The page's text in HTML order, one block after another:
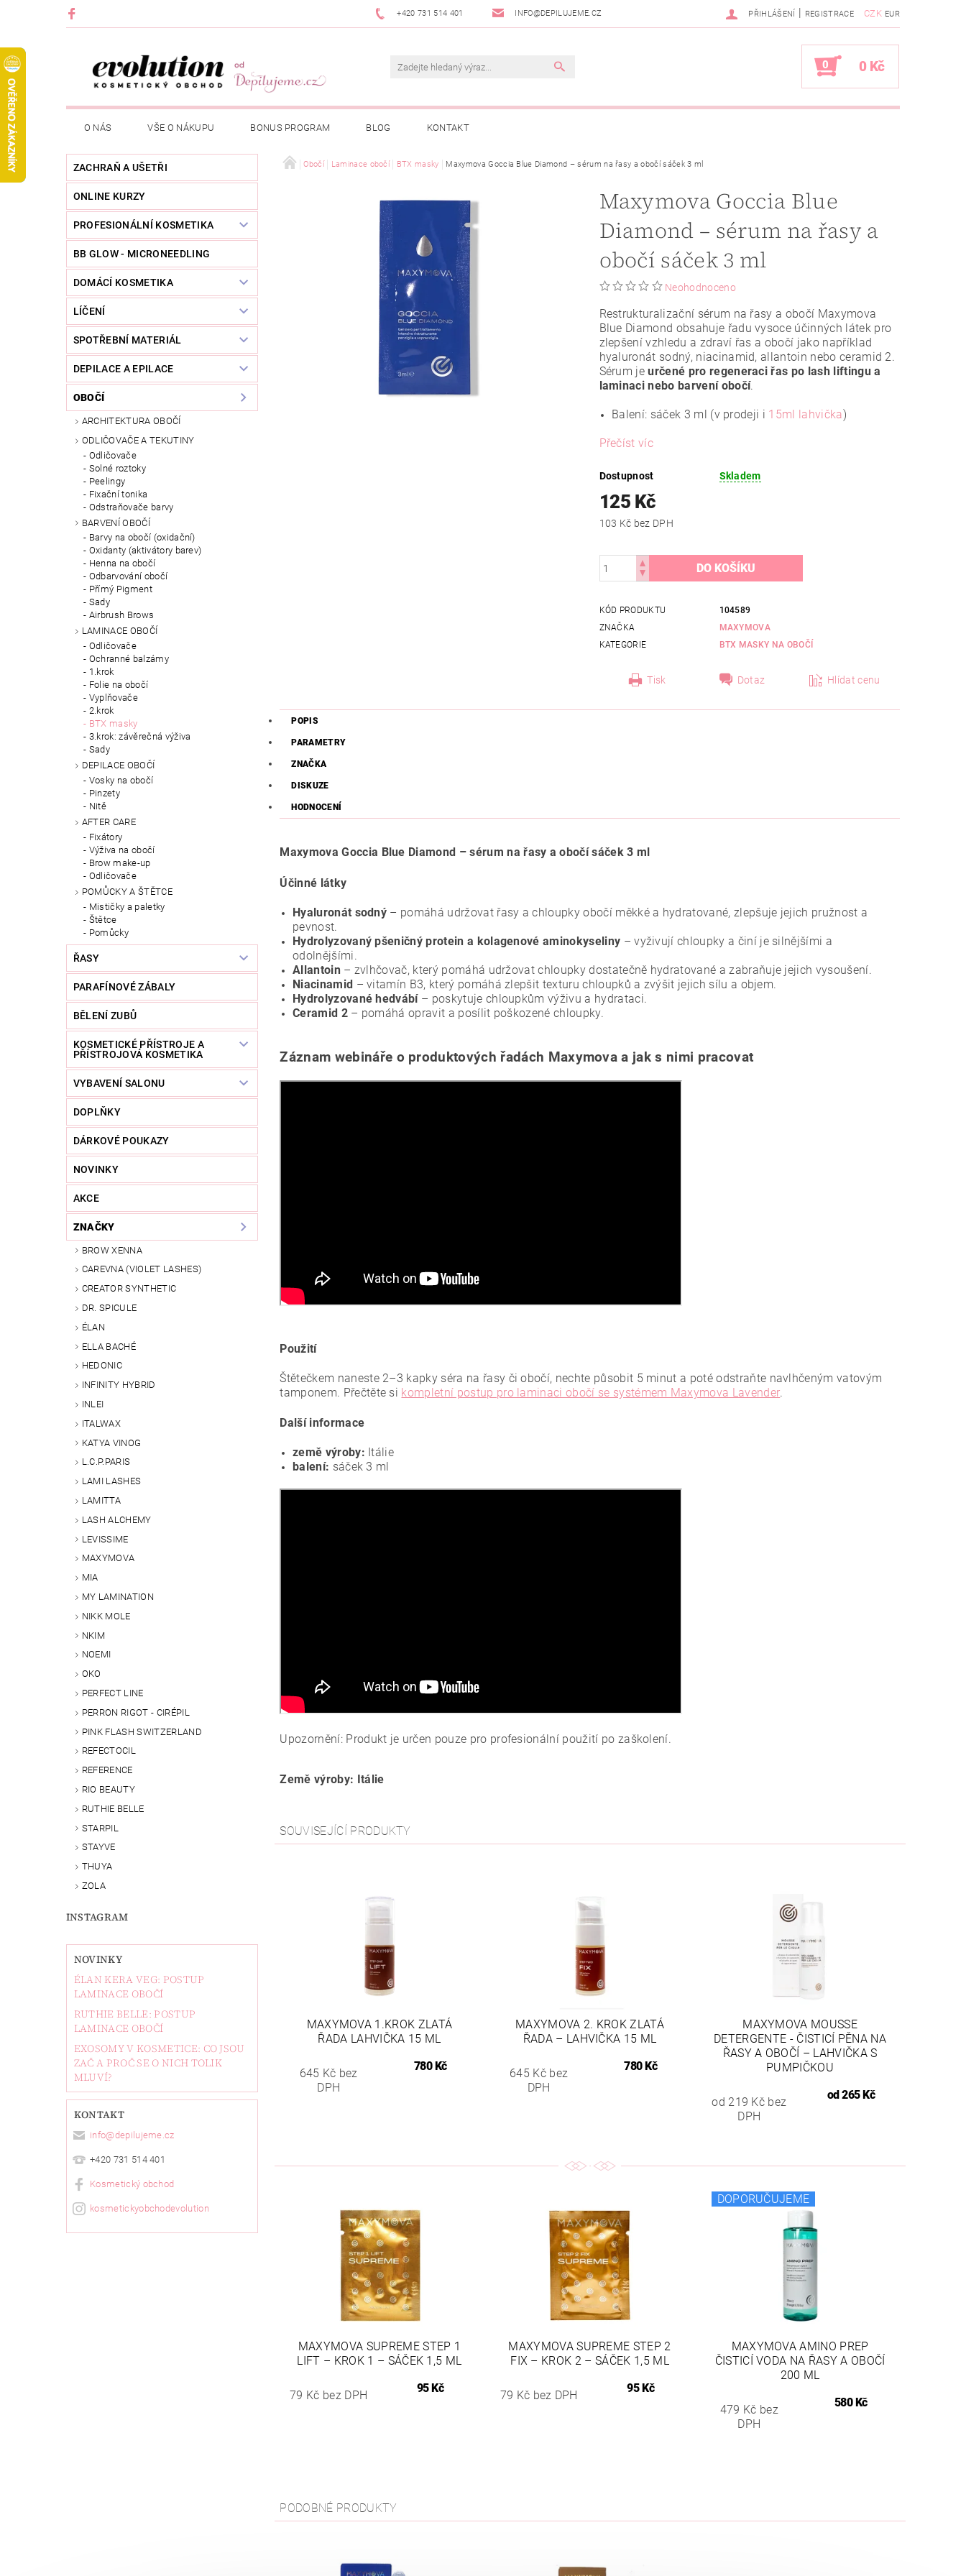
+420 731 514 401 INFO@DEPILUJEME.CZ CZK EUR
PŘIHLÁŠENÍ | REGISTRACE
0 0 Kč
O NÁS VŠE O NÁKUPU BONUS PROGRAM BLOG KONTAKT
ZACHRAŇ A UŠETŘI
ONLINE KURZY
PROFESIONÁLNÍ KOSMETIKA
BB GLOW - MICRONEEDLING
DOMÁCÍ KOSMETIKA
LÍČENÍ
SPOTŘEBNÍ MATERIÁL
DEPILACE A EPILACE
OBOČÍ
ARCHITEKTURA OBOČÍ
ODLIČOVAČE A TEKUTINY
Odličovače
Solné roztoky
Peelingy
Fixační tonika
Odstraňovače barvy
BARVENÍ OBOČÍ
Barvy na obočí (oxidační)
Oxidanty (aktivátory barev)
Henna na obočí
Odbarvování obočí
Přímý Pigment
Sady
Airbrush Brows
LAMINACE OBOČÍ
Odličovače
Ochranné balzámy
1.krok
Folie na obočí
Vyplňovače
2.krok
BTX masky
3.krok: závěrečná výživa
Sady
DEPILACE OBOČÍ
Vosky na obočí
Pinzety
Nitě
AFTER CARE
Fixátory
Výživa na obočí
Brow make-up
Odličovače
POMŮCKY A ŠTĚTCE
Mističky a paletky
Štětce
Pomůcky
ŘASY
PARAFÍNOVÉ ZÁBALY
BĚLENÍ ZUBŮ
KOSMETICKÉ PŘÍSTROJE A
PŘÍSTROJOVÁ KOSMETIKA
VYBAVENÍ SALONU
DOPLŇKY
DÁRKOVÉ POUKAZY
NOVINKY
AKCE
ZNAČKY
BROW XENNA
CAREVNA (VIOLET LASHES)
CREATOR SYNTHETIC
DR. SPICULE
ÉLAN
ELLA BACHÉ
HEDONIC
INFINITY HYBRID
INLEI
ITALWAX
KATYA VINOG
L.C.P.PARIS
LAMI LASHES
LAMITTA
LASH ALCHEMY
LEVISSIME
MAXYMOVA
MIA
MY LAMINATION
NIKK MOLE
NKIM
NOEMI
OKO
PERFECT LINE
PERRON RIGOT - CIRÉPIL
PINK FLASH SWITZERLAND
REFECTOCIL
REFERENCE
RIO BEAUTY
RUTHIE BELLE
STARPIL
STAYVE
THUYA
ZOLA
INSTAGRAM
NOVINKY
ÉLAN KERA VEG: POSTUP
LAMINACE OBOČÍ
RUTHIE BELLE: POSTUP
LAMINACE OBOČÍ
EXOSOMY V KOSMETICE: CO JSOU
ZAČ A PROČ SE O NICH TOLIK
MLUVÍ?
KONTAKT
info@depilujeme.cz
+420 731 514 401
Kosmetický obchod
kosmetickyobchodevolution
Obočí Laminace obočí BTX masky Maxymova Goccia Blue Diamond – sérum na řasy a obočí sáček 3 ml
Maxymova Goccia Blue
Diamond – sérum na řasy a
obočí sáček 3 ml
Neohodnoceno
Restrukturalizační sérum na řasy a obočí Maxymova
Blue Diamond obsahuje řadu vysoce účinných látek pro
zlepšení vzhledu a zdraví řas a obočí jako například
hyaluronát sodný, niacinamid, allantoin nebo ceramid 2.
Sérum jeurčené pro regeneraci řas po lash liftingu a
laminaci nebo barvení obočí.
Balení: sáček 3 ml (v prodeji i 15ml lahvička)
Přečíst víc
Dostupnost Skladem
125 Kč
103 Kč bez DPH
KÓD PRODUKTU
104589
ZNAČKA
MAXYMOVA
KATEGORIE
BTX MASKY NA OBOČÍ
Tisk Dotaz Hlídat cenu
POPIS
PARAMETRY
ZNAČKA
DISKUZE
HODNOCENÍ
Maxymova Goccia Blue Diamond – sérum na řasy a obočí sáček 3 ml
Účinné látky
Hyaluronát sodný – pomáhá udržovat řasy a chloupky obočí měkké a hydratované, zlepšuje jejich pružnost a
pevnost.
Hydrolyzovaný pšeničný protein a kolagenové aminokyseliny – vyživují chloupky a činí je silnějšími a
odolnějšími.
Allantoin– zvlhčovač, který pomáhá udržovat chloupky dostatečně hydratované a zabraňuje jejich vysoušení.
Niacinamid – vitamín B3, který pomáhá zlepšit texturu chloupků a zvýšit jejich sílu a objem.
Hydrolyzované hedvábí– poskytuje chloupkům výživu a hydrataci.
Ceramid 2– pomáhá opravit a posílit poškozené chloupky.
Záznam webináře o produktových řadách Maxymova a jak s nimi pracovat
Použití
Štětečkem naneste 2–3 kapky séra na řasy či obočí, nechte působit 5 minut a poté odstraňte navlhčeným vatovým
tamponem. Přečtěte si kompletní postup pro laminaci obočí se systémem Maxymova Lavender.
Další informace
země výroby: Itálie
balení: sáček 3 ml
Upozornění: Produkt je určen pouze pro profesionální použití po zaškolení.
Země výroby: Itálie
SOUVISEJÍCÍ PRODUKTY
MAXYMOVA 1.KROK ZLATÁ
ŘADA LAHVIČKA 15 ML
645 Kč bez
DPH
780 Kč
MAXYMOVA 2. KROK ZLATÁ
ŘADA – LAHVIČKA 15 ML
645 Kč bez
DPH
780 Kč
MAXYMOVA MOUSSE
DETERGENTE - ČISTICÍ PĚNA NA
ŘASY A OBOČÍ – LAHVIČKA S
PUMPIČKOU
od 219 Kč bez
DPH
od265 Kč
MAXYMOVA SUPREME STEP 1
LIFT – KROK 1 – SÁČEK 1,5 ML
79 Kč bez DPH
95 Kč
MAXYMOVA SUPREME STEP 2
FIX – KROK 2 – SÁČEK 1,5 ML
79 Kč bez DPH
95 Kč
DOPORUČUJEME
MAXYMOVA AMINO PREP
ČISTICÍ VODA NA ŘASY A OBOČÍ
200 ML
479 Kč bez
DPH
580 Kč
PODOBNÉ PRODUKTY